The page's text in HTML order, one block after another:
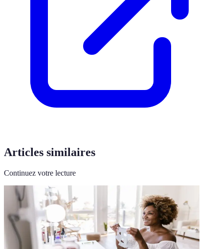
Articles similaires
Continuez votre lecture